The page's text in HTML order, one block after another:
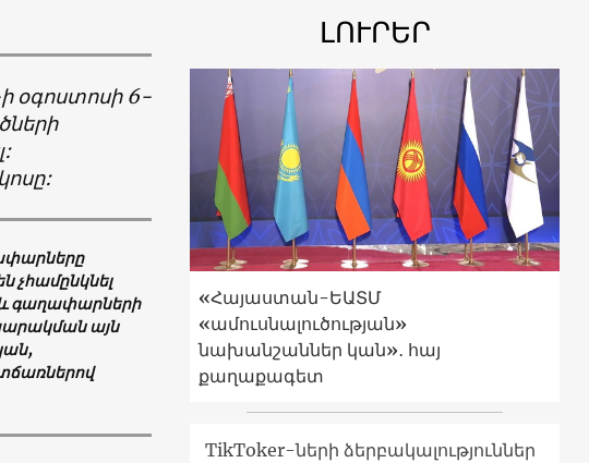
օգոստոսի 6-
չհամընկնել
գաղափարների
այն
ԼՈՒՐԵՐ
«Հայաստան-ԵԱՏՄ
«ամուսնալուծության»
նախանշաններ կան»․ հայ
քաղաքագետ
TikToker-ների ձերբակալություններ